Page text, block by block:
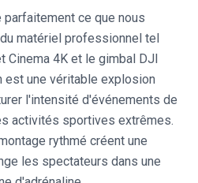
ce que nous
matériel professionnel tel
Cinema 4K et le gimbal DJI
est une véritable explosion
l'intensité d'événements de
activités sportives extrêmes.
rythmé créent une
les spectateurs dans une